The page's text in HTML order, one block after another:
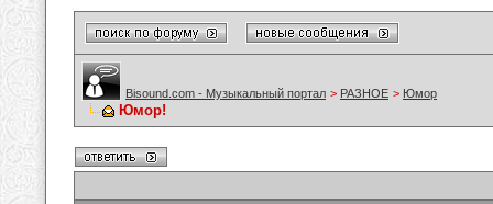
Bisound.com - Музыкальный портал > РАЗНОЕ > Юмор
Юмор!